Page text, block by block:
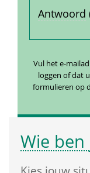
Vul het e-
loggen of dat
formulieren op
Antwoord
Wie ben